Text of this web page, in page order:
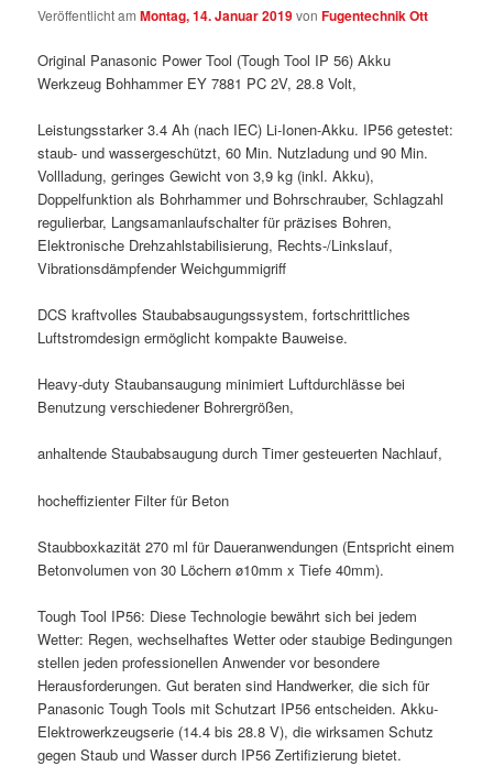
Veröffentlicht amMontag, 14. Januar 2019vonFugentechnik Ott
Original Panasonic Power Tool (Tough Tool IP 56) Akku
Werkzeug Bohhammer EY 7881 PC 2V, 28.8 Volt,
Leistungsstarker 3.4 Ah (nach IEC) Li-Ionen-Akku. IP56 getestet:
staub- und wassergeschützt, 60 Min. Nutzladung und 90 Min.
Vollladung, geringes Gewicht von 3,9 kg (inkl. Akku),
Doppelfunktion als Bohrhammer und Bohrschrauber, Schlagzahl
regulierbar, Langsamanlaufschalter für präzises Bohren,
Elektronische Drehzahlstabilisierung, Rechts-/Linkslauf,
Vibrationsdämpfender Weichgummigriff
DCS kraftvolles Staubabsaugungssystem, fortschrittliches
Luftstromdesign ermöglicht kompakte Bauweise.
Heavy-duty Staubansaugung minimiert Luftdurchlässe bei
Benutzung verschiedener Bohrergrößen,
anhaltende Staubabsaugung durch Timer gesteuerten Nachlauf,
hocheffizienter Filter für Beton
Staubboxkazität 270 ml für Daueranwendungen (Entspricht einem
Betonvolumen von 30 Löchern ø10mm x Tiefe 40mm).
Tough Tool IP56: Diese Technologie bewährt sich bei jedem
Wetter: Regen, wechselhaftes Wetter oder staubige Bedingungen
stellen jeden professionellen Anwender vor besondere
Herausforderungen. Gut beraten sind Handwerker, die sich für
Panasonic Tough Tools mit Schutzart IP56 entscheiden. Akku-
Elektrowerkzeugserie (14.4 bis 28.8 V), die wirksamen Schutz
gegen Staub und Wasser durch IP56 Zertifizierung bietet.